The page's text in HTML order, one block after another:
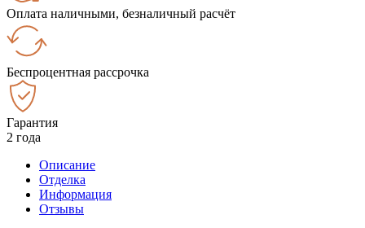
Оплата наличными, безналичный расчёт
Беспроцентная рассрочка
Гарантия
2 года
Описание
Отделка
Информация
Отзывы